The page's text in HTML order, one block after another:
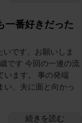
一番好きだった
です、お願いしま
です 今回の一連の流
います。 事の発端
い、夫に面と向かっ
続きを読む